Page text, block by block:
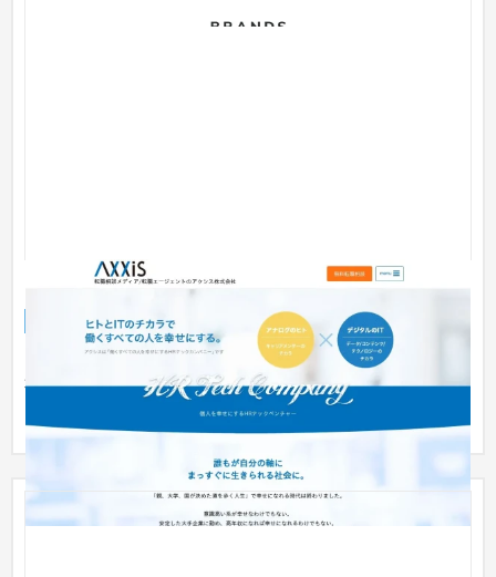
アクシス株式会社
企業サイト 人材 51〜100万円
アクシス株式会社は東京都渋谷区を拠点に、転職エージェント
事業、自社メディア事業、キャリアコーチング事業を展開して